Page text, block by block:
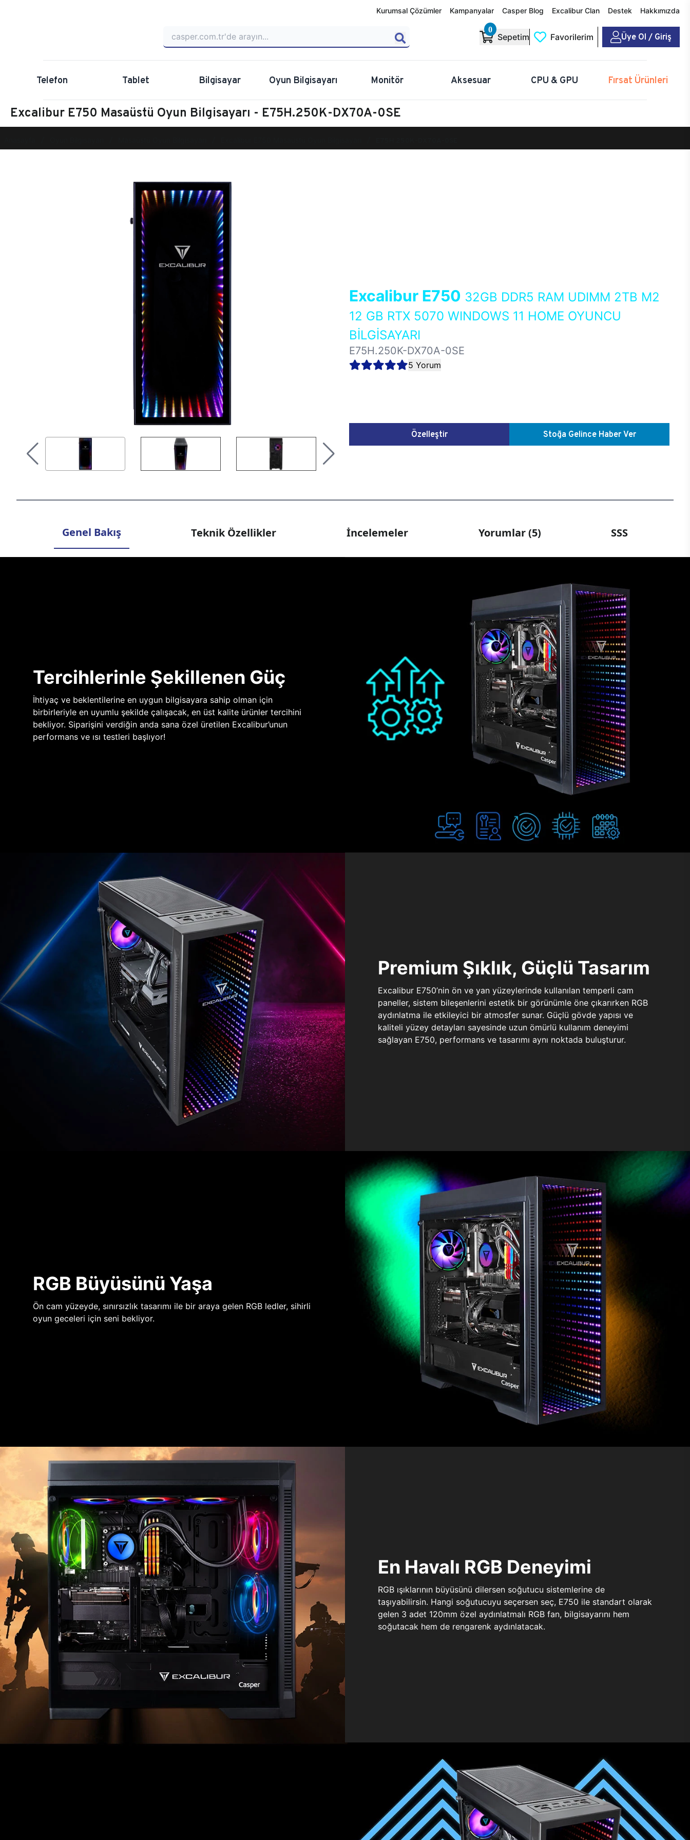
Kurumsal Çözümler Kampanyalar Casper Blog Excalibur Clan Destek Hakkımızda
0
Sepetim Favorilerim Üye Ol / Giriş
Telefon Tablet Bilgisayar Oyun Bilgisayarı Monitör Aksesuar CPU & GPU Fırsat Ürünleri
Excalibur E750 Masaüstü Oyun Bilgisayarı - E75H.250K-DX70A-0SE
Excalibur E750 32GB DDR5 RAM UDIMM 2TB M2
12 GB RTX 5070 WINDOWS 11 HOME OYUNCU
BİLGİSAYARI
E75H.250K-DX70A-0SE
5 Yorum
Özelleştir Stoğa Gelince Haber Ver
Genel Bakış Teknik Özellikler İncelemeler Yorumlar (5) SSS
Tercihlerinle Şekillenen Güç
İhtiyaç ve beklentilerine en uygun bilgisayara sahip olman için
birbirleriyle en uyumlu şekilde çalışacak, en üst kalite ürünler tercihini
bekliyor. Siparişini verdiğin anda sana özel üretilen Excalibur’unun
performans ve ısı testleri başlıyor!
Premium Şıklık, Güçlü Tasarım
Excalibur E750’nin ön ve yan yüzeylerinde kullanılan temperli cam
paneller, sistem bileşenlerini estetik bir görünümle öne çıkarırken RGB
aydınlatma ile etkileyici bir atmosfer sunar. Güçlü gövde yapısı ve
kaliteli yüzey detayları sayesinde uzun ömürlü kullanım deneyimi
sağlayan E750, performans ve tasarımı aynı noktada buluşturur.
RGB Büyüsünü Yaşa
Ön cam yüzeyde, sınırsızlık tasarımı ile bir araya gelen RGB ledler, sihirli
oyun geceleri için seni bekliyor.
En Havalı RGB Deneyimi
RGB ışıklarının büyüsünü dilersen soğutucu sistemlerine de
taşıyabilirsin. Hangi soğutucuyu seçersen seç, E750 ile standart olarak
gelen 3 adet 120mm özel aydınlatmalı RGB fan, bilgisayarını hem
soğutacak hem de rengarenk aydınlatacak.